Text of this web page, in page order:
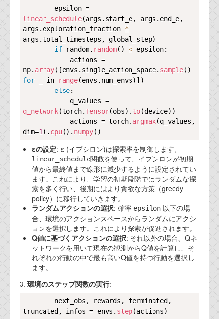
ブログテーマ
技術文書
ご希望の方は、お問い合わせページから
資料閲覧パスワードをお問い合わせ頂き
ログインをお願い致します。アカウント
名は"opendocument"です。
機能安全用語集
設計用語集
オンラインショップ
お問い合わせ
FAQ
お問い合わせフォーム
linear_schedule(args.start_e, args.end_e,
args.exploration_fraction *
args.total_timesteps, global_step)
if random. random() < epsilon:
np. array([envs.single_action_space. sample
for _ in range(envs.num_envs)])
else:
q_network(torch.Tensor(obs). to(device))
            actions = torch.
argmax(q_values,
dim=1 ). cpu(). numpy
εの設定: ε (イプシロン)は探索率を制御します。
linear_schedule関数を使って、イプシロンが初期
値から最終値まで線形に減少するように設定されてい
ます。これにより、学習の初期段階ではランダムな探
索を多く行い、後期にはより貪欲な方策（greedy
policy）に移行していきます。
ランダムアクションの選択: 確率 epsilon 以下の場
合、環境のアクションスペースからランダムにアクシ
ョンを選択します。これにより探索が促進されます。
Q値に基づくアクションの選択: それ以外の場合、Qネ
ットワークを用いて現在の観測からQ値を計算し、そ
れぞれの行動の中で最も高いQ値を持つ行動を選択し
ます。
3. 環境のステップ関数の実行:
truncated, infos = envs. step